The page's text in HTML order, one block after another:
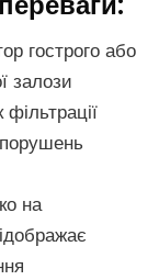
гострого або
залози
на